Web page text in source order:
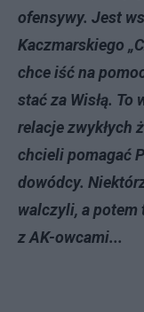
ofensywy. Jest
Kaczmarskiego
chce iść na
stać za Wisłą.
relacje zwykłych
chcieli pomagać
dowódcy.
walczyli, a
z AK-owcami...